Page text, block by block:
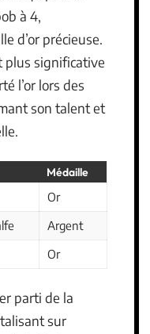
à 4,
d’or précieuse.
plus significative
l’or lors des
son talent et
Médaille
Or
Argent
Or
parti de la
sur